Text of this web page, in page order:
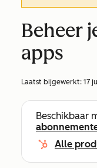
Beheer
apps
Laatst bijgewerkt: 17
Beschikbaar
Alle